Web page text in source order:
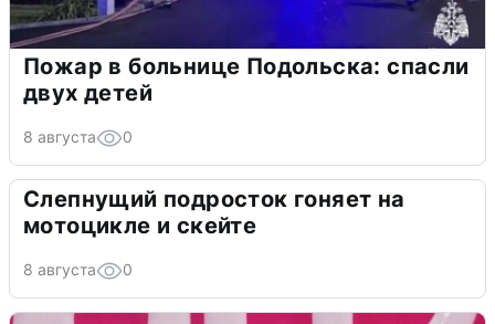
Пожар в больнице Подольска: спасли
двух детей
8 августа 0
Слепнущий подросток гоняет на
мотоцикле и скейте
8 августа 0